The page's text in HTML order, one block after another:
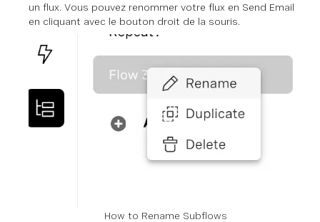
un flux. Vous pouvez renommer votre flux en Send Email
en cliquant avec le bouton droit de la souris.
How to Rename Subflows